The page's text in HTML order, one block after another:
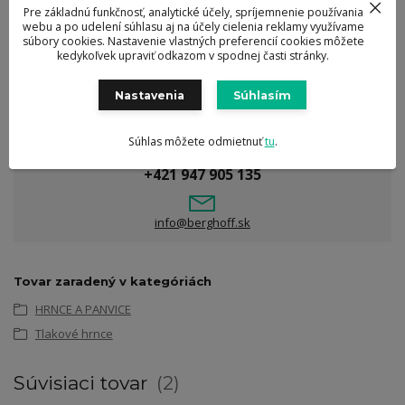
Kompatibilita sporákov: elektrický, plynový, indukčný,
halogén, sklokeramika
Údržba:možnosť umytia v umývačke riadu
Potrebujete poradiť?
+421 947 905 135
info@berghoff.sk
Tovar zaradený v kategóriách
HRNCE A PANVICE
Tlakové hrnce
Súvisiaci tovar 2
Pre základnú funkčnosť, analytické účely, spríjemnenie používania
webu a po udelení súhlasu aj na účely cielenia reklamy využívame
súbory cookies. Nastavenie vlastných preferencií cookies môžete
kedykoľvek upraviť odkazom v spodnej časti stránky.
Nastavenia Súhlasím
Súhlas môžete odmietnuťtu.